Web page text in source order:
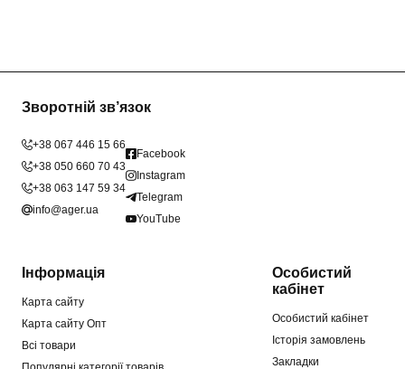
Зворотній зв’язок
+38 067 446 15 66
+38 050 660 70 43
+38 063 147 59 34
info@ager.ua
Facebook
Instagram
Telegram
YouTube
Інформація
Карта сайту
Карта сайту Опт
Всі товари
Особистий
кабінет
Особистий кабінет
Історія замовлень
Закладки